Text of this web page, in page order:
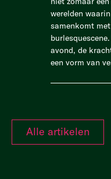
werelden
samenkomt
avond, de
een vorm van
Alle artikelen